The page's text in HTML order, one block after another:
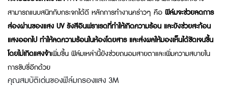
สามารถแนบสนิทกับกระจกได้ดี หลักการทำงานคร่าวๆ คือ ฟิล์มจะช่วยลดการ
ส่องผ่านของแสง UV รังสีอินฟราเรดที่ทำให้เกิดความร้อน และยังช่วยสะท้อน
แสงออกไป ทำให้ลดความร้อนในห้องโดยสาร และส่งผลให้มองเห็นได้ชัดเจนขึ้น
โดยไม่เกิดแสงจ้าเพิ่มขึ้น ฟิล์มเหล่านี้ยังช่วยถนอมสายตาและเพิ่มความสบายใน
การขับขี่อีกด้วย
คุณสมบัติเด่นของฟิล์มกรองแสง 3M